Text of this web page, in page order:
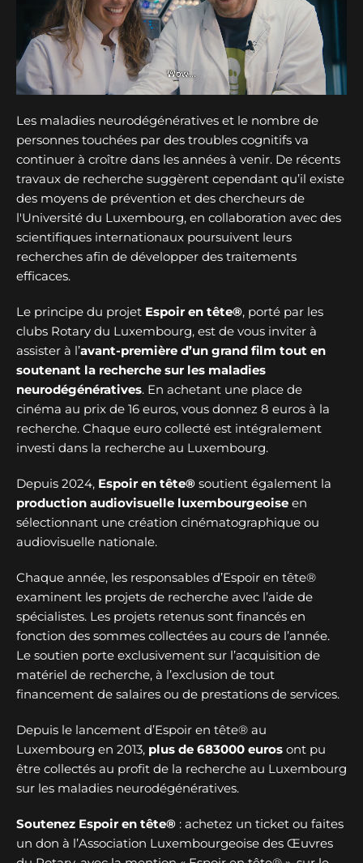
Les maladies neurodégénératives et le nombre de
personnes touchées par des troubles cognitifs va
continuer à croître dans les années à venir. De récents
travaux de recherche suggèrent cependant qu’il existe
des moyens de prévention et des chercheurs de
l'Université du Luxembourg, en collaboration avec des
scientifiques internationaux poursuivent leurs
recherches afin de développer des traitements
efficaces.
Le principe du projet Espoir en tête®, porté par les
clubs Rotary du Luxembourg, est de vous inviter à
assister à l’avant-première d’un grand film tout en
soutenant la recherche sur les maladies
neurodégénératives. En achetant une place de
cinéma au prix de 16 euros, vous donnez 8 euros à la
recherche. Chaque euro collecté est intégralement
investi dans la recherche au Luxembourg.
Depuis 2024, Espoir en tête® soutient également la
production audiovisuelle luxembourgeoise en
sélectionnant une création cinématographique ou
audiovisuelle nationale.
Chaque année, les responsables d’Espoir en tête®
examinent les projets de recherche avec l’aide de
spécialistes. Les projets retenus sont financés en
fonction des sommes collectées au cours de l’année.
Le soutien porte exclusivement sur l’acquisition de
matériel de recherche, à l’exclusion de tout
financement de salaires ou de prestations de services.
Depuis le lancement d’Espoir en tête® au
Luxembourg en 2013, plus de 683000 euros ont pu
être collectés au profit de la recherche au Luxembourg
sur les maladies neurodégénératives.
Soutenez Espoir en tête® : achetez un ticket ou faites
un don à l’Association Luxembourgeoise des Œuvres